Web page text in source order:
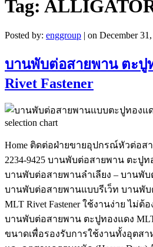
Tag:
Posted by: enggroup | on December
บานพับต่อสายพาน ตะปู
Rivet Fastener
Home ติดต่อฝ่ายขายอุปกรณ์หัวต่อสา
2234-9425 บานพับต่อสายพาน ตะปูทอ
บานพับต่อสายพานลำเลียง – บานพั
บานพับต่อสายพานแบบรีเว็ท บานพั
MLT Rivet Fastener ใช้งานง่าย ไม่ต้
บานพับต่อสายพาน ตะปูทองแดง MLT
ขนาดเพื่อรองรับการใช้งานทั้งอุตสา